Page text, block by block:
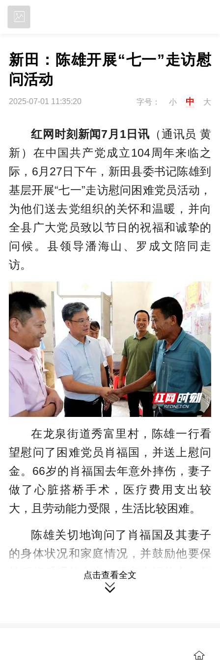
新田：陈雄开展“七一”走访慰
问活动
2025-07-01 11:35:20 字号： 小 中 大
红网时刻新闻7月1日讯 （通讯员 黄
新）在中国共产党成立104周年来临之
际，6月27日下午，新田县委书记陈雄到
基层开展“七一”走访慰问困难党员活动，
为他们送去党组织的关怀和温暖，并向
全县广大党员致以节日的祝福和诚挚的
问候。县领导潘海山、罗成文陪同走
访。
在龙泉街道秀富里村，陈雄一行看
望慰问了困难党员肖福国，并送上慰问
金。66岁的肖福国去年意外摔伤，妻子
做了心脏搭桥手术，医疗费用支出较
大，且劳动能力受限，生活比较困难。
陈雄关切地询问了肖福国及其妻子
的身体状况和家庭情况，并鼓励他要保
持积极乐观的心态，坚定生活信心，相
信在各级党组织的关怀下，生活一定会
门要经常开展基层走访慰问活动，多办
点击查看全文
